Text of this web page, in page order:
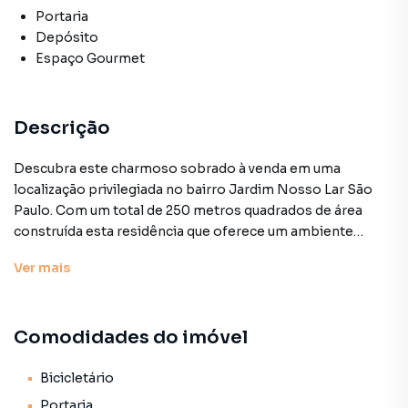
Portaria
Depósito
Espaço Gourmet
Descrição
Descubra este charmoso sobrado à venda em uma
localização privilegiada no bairro Jardim Nosso Lar São
Paulo. Com um total de 250 metros quadrados de área
construída esta residência que oferece um ambiente
amplos e cinco banheiros esta casa possui espaço de
atmosfera perfeita para receber amigos e familiares. Além
garagem garantindo segurança e comodidade. Ideal para
quem busca morar em uma região com clima agradável e
Ver mais
Comodidades do imóvel
Bicicletário